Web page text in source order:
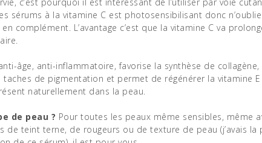
sérums à la vitamine C est photosensibilisant donc
en complément. L’avantage c’est que la vitamine C va
âge, anti-inflammatoire, favorise la synthèse de
taches de pigmentation et permet de régénérer la vitamine
naturellement dans la peau.
de peau ? Pour toutes les peaux même sensibles, même
de teint terne, de rougeurs ou de texture de peau (j’avais la